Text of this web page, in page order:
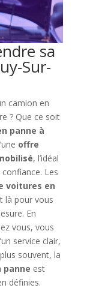
sa
Sur-
camion en
? Que ce soit
panne à
offre
, l’idéal
Les
voitures en
là pour vous
En
vous, vous
service clair,
souvent, la
panne est
définies.